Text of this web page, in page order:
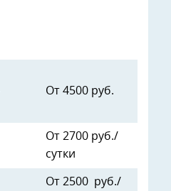
От 4500 руб.
От 2700 руб./
сутки
От 2500 руб./